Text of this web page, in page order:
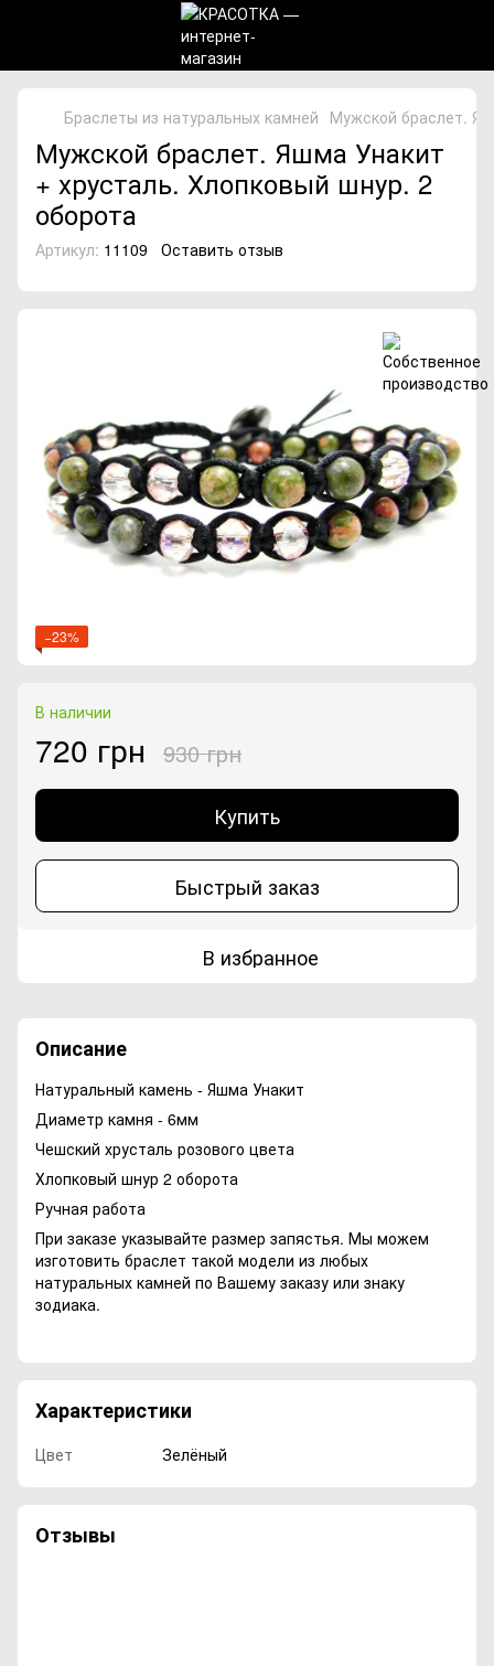
Браслеты из натуральных камней Мужской браслет.
Мужской браслет. Яшма Унакит
+ хрусталь. Хлопковый шнур. 2
оборота
Артикул: 11109 Оставить отзыв
−23%
В наличии
720 грн 930 грн
Купить
Быстрый заказ
В избранное
Описание
Натуральный камень - Яшма Унакит
Диаметр камня - 6мм
Чешский хрусталь розового цвета
Хлопковый шнур 2 оборота
Ручная работа
При заказе указывайте размер запястья. Мы можем
изготовить браслет такой модели из любых
натуральных камней по Вашему заказу или знаку
зодиака.
Характеристики
Цвет Зелёный
Отзывы